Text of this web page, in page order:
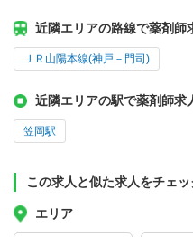
近隣エリアの路線で薬剤師
ＪＲ山陽本線(神戸－門司)
近隣エリアの駅で薬剤師求
笠岡駅
この求人と似た求人をチェッ
エリア